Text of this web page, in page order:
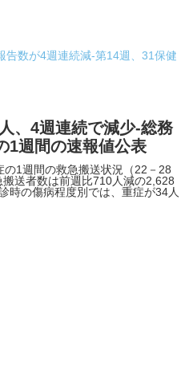
告数が4週連続減-第14週、31保健
、4週連続で減少-総務
1週間の速報値公表
1週間の救急搬送状況（22－28
送者数は前週比710人減の2,628
時の傷病程度別では、重症が34人